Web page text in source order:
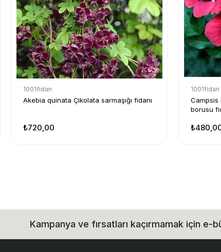
1001fidan
Akebia quinata Çikolata sarmaşığı fidanı
₺720,00
1001fidan
Campsis
borusu
Kampanya ve fırsatları kaçırmamak için e-